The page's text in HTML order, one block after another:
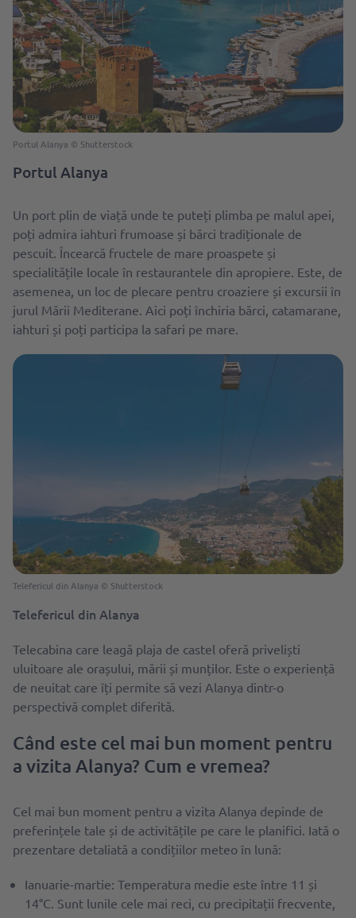
Portul Alanya © Shutterstock
Portul Alanya
Un port plin de viață unde te puteți plimba pe malul apei,
poți admira iahturi frumoase și bărci tradiționale de
pescuit. Încearcă fructele de mare proaspete și
specialitățile locale în restaurantele din apropiere. Este, de
asemenea, un loc de plecare pentru croaziere și excursii în
jurul Mării Mediterane. Aici poți închiria bărci, catamarane,
iahturi și poți participa la safari pe mare.
Telefericul din Alanya © Shutterstock
Telefericul din Alanya
Telecabina care leagă plaja de castel oferă priveliști
uluitoare ale orașului, mării și munților. Este o experiență
de neuitat care îți permite să vezi Alanya dintr-o
perspectivă complet diferită.
Când este cel mai bun moment pentru
a vizita Alanya? Cum e vremea?
Cel mai bun moment pentru a vizita Alanya depinde de
preferințele tale și de activitățile pe care le planifici. Iată o
prezentare detaliată a condițiilor meteo în lună:
Ianuarie-martie: Temperatura medie este între 11 și
14°C. Sunt lunile cele mai reci, cu precipitații frecvente,